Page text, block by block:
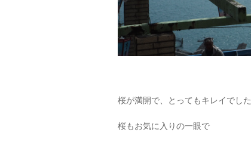
桜が満開で、とってもキレイでした
桜もお気に入りの一眼で